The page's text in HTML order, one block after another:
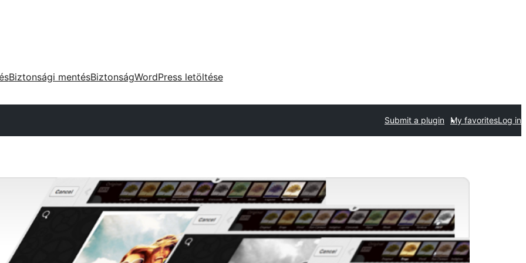
Biztonsági mentésBiztonságWordPress letöltése
Submit a plugin My favoritesLog in